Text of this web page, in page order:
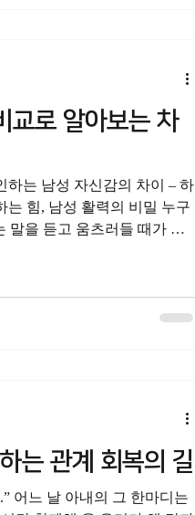
이트 를 통해 정보를 수집
드비아 와 같은 플랫폼을 검
식으로 최적의 방법을 찾고
과 같은 정보를 참고하시
시는 등 신중하게 선택을
교로 알아보는 차
하는 남성 자신감의 차이 – 하
는 힘, 남성 활력의 비밀 누구
말을 듣고 움츠러들 때가 있
는 관계 회복의 길
어느 날 아내의 그 한마디는